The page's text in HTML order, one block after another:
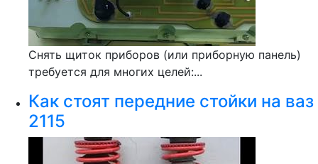
Снять щиток приборов (или приборную панель)
требуется для многих целей:...
Как стоят передние стойки на ваз
2115